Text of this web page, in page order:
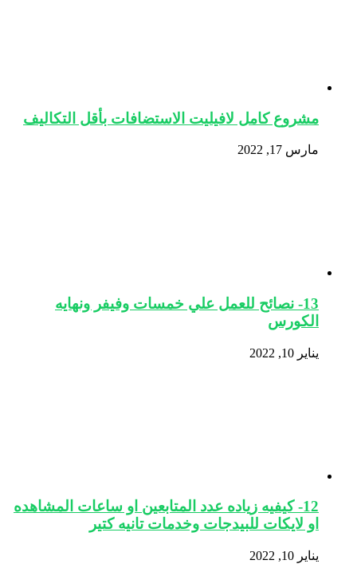
مشروع كامل لافيليت الاستضافات بأقل التكاليف
مارس 17, 2022
13- نصائح للعمل علي خمسات وفيفر ونهايه
الكورس
يناير 10, 2022
12- كيفيه زياده عدد المتابعين او ساعات المشاهده
او لايكات للبيدجات وخدمات تانيه كتير
يناير 10, 2022